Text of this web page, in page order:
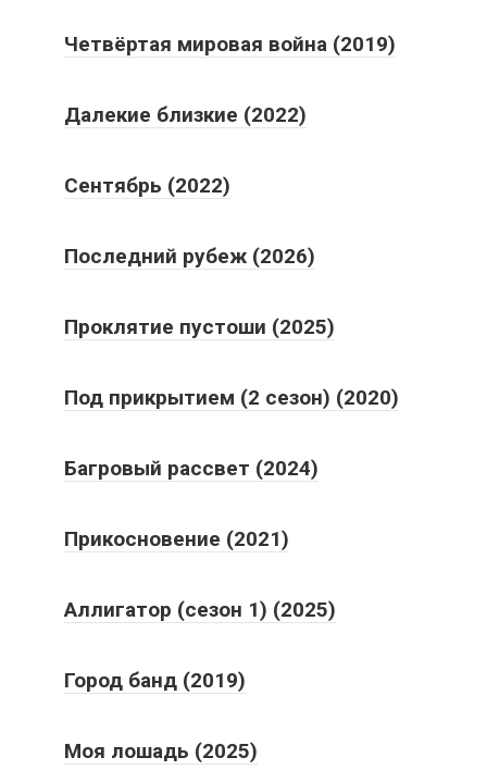
Четвёртая мировая война (2019)
Далекие близкие (2022)
Сентябрь (2022)
Последний рубеж (2026)
Проклятие пустоши (2025)
Под прикрытием (2 сезон) (2020)
Багровый рассвет (2024)
Прикосновение (2021)
Аллигатор (сезон 1) (2025)
Город банд (2019)
Моя лошадь (2025)